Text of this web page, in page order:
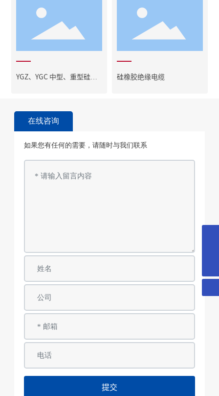
YGZ、YGC 中型、重型硅橡
硅橡胶绝缘电缆
在线咨询
如果您有任何的需要，请随时与我们联系
提交